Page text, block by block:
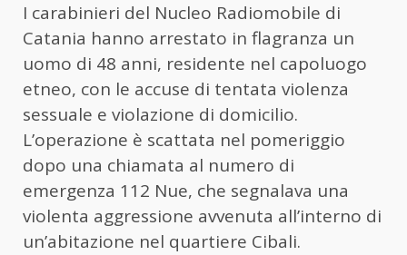
I carabinieri del Nucleo Radiomobile di
Catania hanno arrestato in flagranza un
uomo di 48 anni, residente nel capoluogo
etneo, con le accuse di tentata violenza
sessuale e violazione di domicilio.
L’operazione è scattata nel pomeriggio
dopo una chiamata al numero di
emergenza 112 Nue, che segnalava una
violenta aggressione avvenuta all’interno di
un’abitazione nel quartiere Cibali.